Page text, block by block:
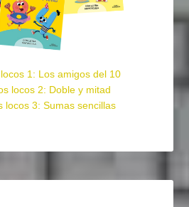
1: Los amigos del 10
locos 2: Doble y mitad
locos 3: Sumas sencillas